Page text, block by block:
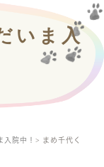
いま入
入院中！ まめ千代く